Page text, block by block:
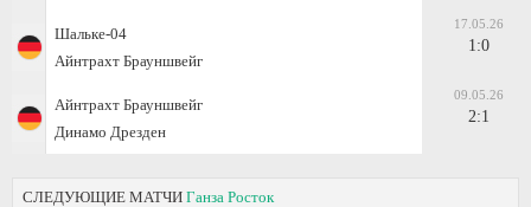
Шальке-04
Айнтрахт Брауншвейг
17.05.26
1:0
Айнтрахт Брауншвейг
Динамо Дрезден
09.05.26
2:1
СЛЕДУЮЩИЕ МАТЧИ Ганза Росток